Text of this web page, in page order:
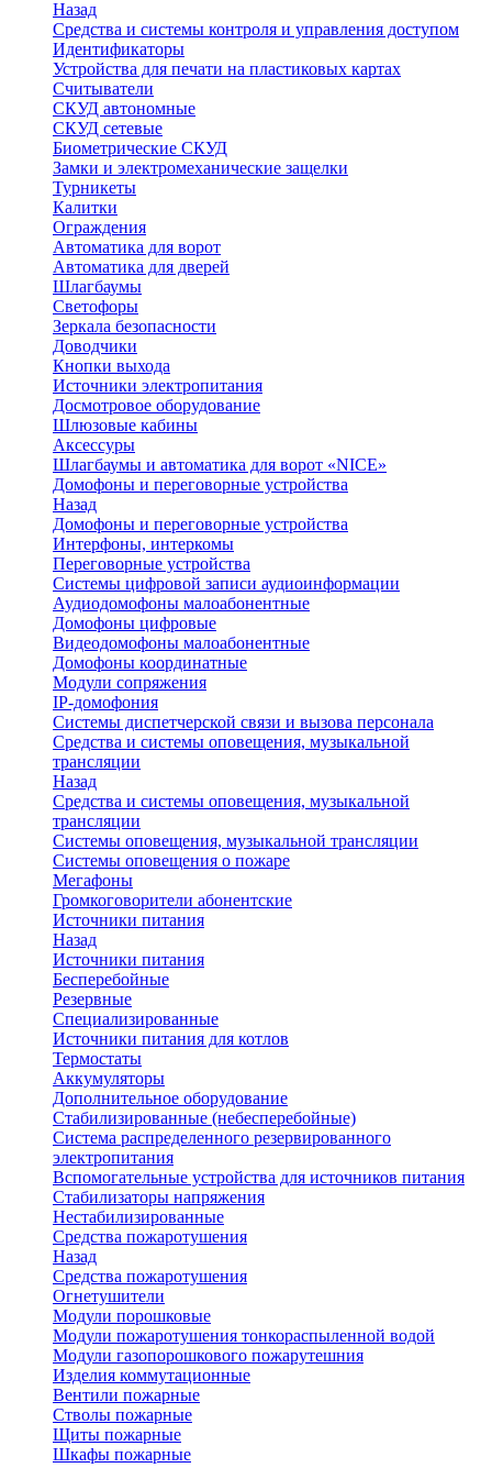
Назад
Средства и системы контроля и управления доступом
Идентификаторы
Устройства для печати на пластиковых картах
Считыватели
СКУД автономные
СКУД сетевые
Биометрические СКУД
Замки и электромеханические защелки
Турникеты
Калитки
Ограждения
Автоматика для ворот
Автоматика для дверей
Шлагбаумы
Светофоры
Зеркала безопасности
Доводчики
Кнопки выхода
Источники электропитания
Досмотровое оборудование
Шлюзовые кабины
Аксессуры
Шлагбаумы и автоматика для ворот «NICE»
Домофоны и переговорные устройства
Назад
Домофоны и переговорные устройства
Интерфоны, интеркомы
Переговорные устройства
Системы цифровой записи аудиоинформации
Аудиодомофоны малоабонентные
Домофоны цифровые
Видеодомофоны малоабонентные
Домофоны координатные
Модули сопряжения
IP-домофония
Системы диспетчерской связи и вызова персонала
Средства и системы оповещения, музыкальной
трансляции
Назад
Средства и системы оповещения, музыкальной
трансляции
Системы оповещения, музыкальной трансляции
Системы оповещения о пожаре
Мегафоны
Громкоговорители абонентские
Источники питания
Назад
Источники питания
Бесперебойные
Резервные
Специализированные
Источники питания для котлов
Термостаты
Аккумуляторы
Дополнительное оборудование
Стабилизированные (небесперебойные)
Система распределенного резервированного
электропитания
Вспомогательные устройства для источников питания
Стабилизаторы напряжения
Нестабилизированные
Средства пожаротушения
Назад
Средства пожаротушения
Огнетушители
Модули порошковые
Модули пожаротушения тонкораспыленной водой
Модули газопорошкового пожарутешния
Изделия коммутационные
Вентили пожарные
Стволы пожарные
Щиты пожарные
Шкафы пожарные